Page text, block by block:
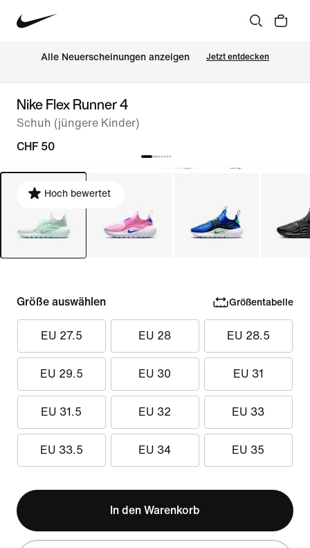
Alle Neuerscheinungen anzeigen Jetzt entdecken
Nike Flex Runner 4
Schuh (jüngere Kinder)
CHF 50
Hoch bewertet
Größe auswählen Größentabelle
EU 27.5 EU 28 EU 28.5
EU 29.5 EU 30 EU 31
EU 31.5 EU 32 EU 33
EU 33.5 EU 34 EU 35
In den Warenkorb